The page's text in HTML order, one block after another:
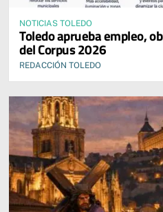
NOTICIAS TOLEDO
Toledo aprueba empleo,
del Corpus 2026
REDACCIÓN TOLEDO